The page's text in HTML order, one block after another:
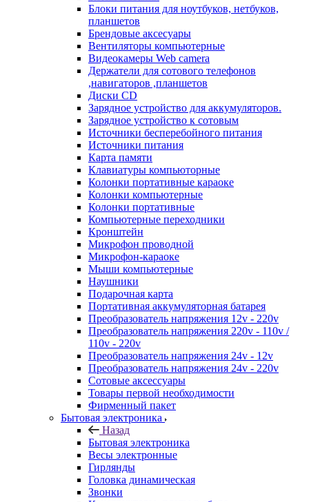
Блоки питания для ноутбуков, нетбуков,
планшетов
Брендовые аксесуары
Вентиляторы компьютерные
Видеокамеры Web camera
Держатели для сотового телефонов
,навигаторов ,планшетов
Диски CD
Зарядное устройство для аккумуляторов.
Зарядное устройство к сотовым
Источники бесперебойного питания
Источники питания
Карта памяти
Клавиатуры компьюторные
Колонки портативные караоке
Колонки компьютерные
Колонки портативные
Компьютерные переходники
Кронштейн
Микрофон проводной
Микрофон-караоке
Мыши компьютерные
Наушники
Подарочная карта
Портативная аккумуляторная батарея
Преобразователь напряжения 12v - 220v
Преобразователь напряжения 220v - 110v /
110v - 220v
Преобразователь напряжения 24v - 12v
Преобразователь напряжения 24v - 220v
Сотовые аксессуары
Товары первой необходимости
Фирменный пакет
Бытовая электроника
Назад
Бытовая электроника
Весы электронные
Гирлянды
Головка динамическая
Звонки